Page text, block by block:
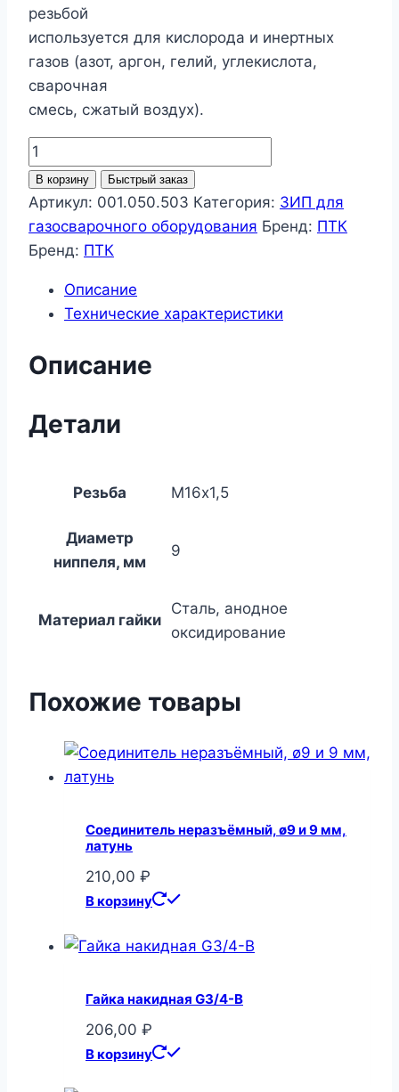
резьбой
используется для кислорода и инертных
газов (азот, аргон, гелий, углекислота,
сварочная
смесь, сжатый воздух).
Количество
товара
Гайка
накидная
М16х1,5
В корзину Быстрый заказ
Артикул: 001.050.503 Категория: ЗИП для
газосварочного оборудования Бренд: ПТК
Бренд: ПТК
Описание
Технические характеристики
Описание
Детали
Резьба М16х1,5
Диаметр
ниппеля, мм
9
Материал гайки
Сталь, анодное
оксидирование
Похожие товары
Соединитель неразъёмный, ø9 и 9 мм,
латунь
210,00 ₽
В корзину
Гайка накидная G3/4-B
206,00 ₽
В корзину